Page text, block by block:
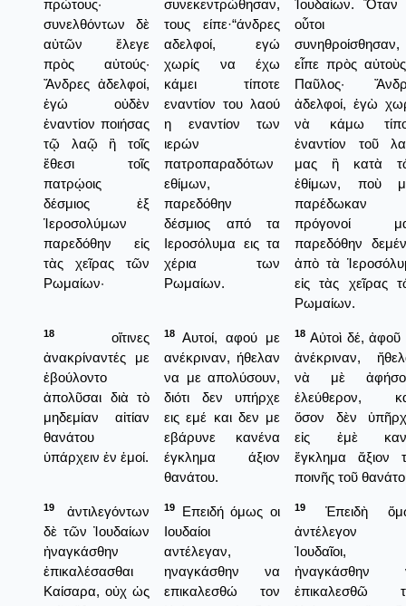
πρώτους·
συνελθόντων δὲ
αὐτῶν ἔλεγε
πρὸς αὐτούς·
Ἄνδρες ἀδελφοί,
ἐγώ οὐδὲν
ἐναντίον ποιήσας
τῷ λαῷ ἢ τοῖς
ἔθεσι τοῖς
πατρῴοις
δέσμιος ἐξ
Ἱεροσολύμων
παρεδόθην εἰς
τὰς χεῖρας τῶν
Ρωμαίων·
συνεκεντρώθησαν,
τους είπε·“άνδρες
αδελφοί, εγώ
χωρίς να έχω
κάμει τίποτε
εναντίον του λαού
η εναντίον των
ιερών
πατροπαραδότων
εθίμων,
παρεδόθην
δέσμιος από τα
Ιεροσόλυμα εις τα
χέρια των
Ρωμαίων.
Ἰουδαίων. Ὅταν
οὗτοι
συνηθροίσθησαν,
εἶπε πρὸς
Παῦλος·
ἀδελφοί, ἐγὼ
νὰ κάμω
ἐναντίον τοῦ
μας ἢ κατὰ
ἐθίμων, ποὺ
παρέδωκαν
πρόγονοί
παρεδόθην
ἀπὸ τὰ
εἰς τὰς χεῖρας
Ρωμαίων.
18
οἵτινες
ἀνακρίναντές με
ἐβούλοντο
ἀπολῦσαι διὰ τὸ
μηδεμίαν αἰτίαν
θανάτου
ὑπάρχειν ἐν ἐμοί.
18
Αυτοί, αφού με
ανέκριναν, ήθελαν
να με απολύσουν,
διότι δεν υπήρχε
εις εμέ και δεν με
εβάρυνε κανένα
έγκλημα άξιον
θανάτου.
18 Αὐτοὶ δέ, ἀφοῦ
ἀνέκριναν,
νὰ μὲ
ἐλεύθερον,
ὅσον δὲν
εἰς ἐμὲ
ἔγκλημα ἄξιον
ποινῆς τοῦ
19
ἀντιλεγόντων
δὲ τῶν Ἰουδαίων
ἠναγκάσθην
ἐπικαλέσασθαι
Καίσαρα, οὐχ ὡς
19
Επειδή όμως οι
Ιουδαίοι
αντέλεγαν,
ηναγκάσθην να
επικαλεσθώ τον
19
Ἐπειδὴ
ἀντέλεγον
Ἰουδαῖοι,
ἠναγκάσθην
ἐπικαλεσθῶ